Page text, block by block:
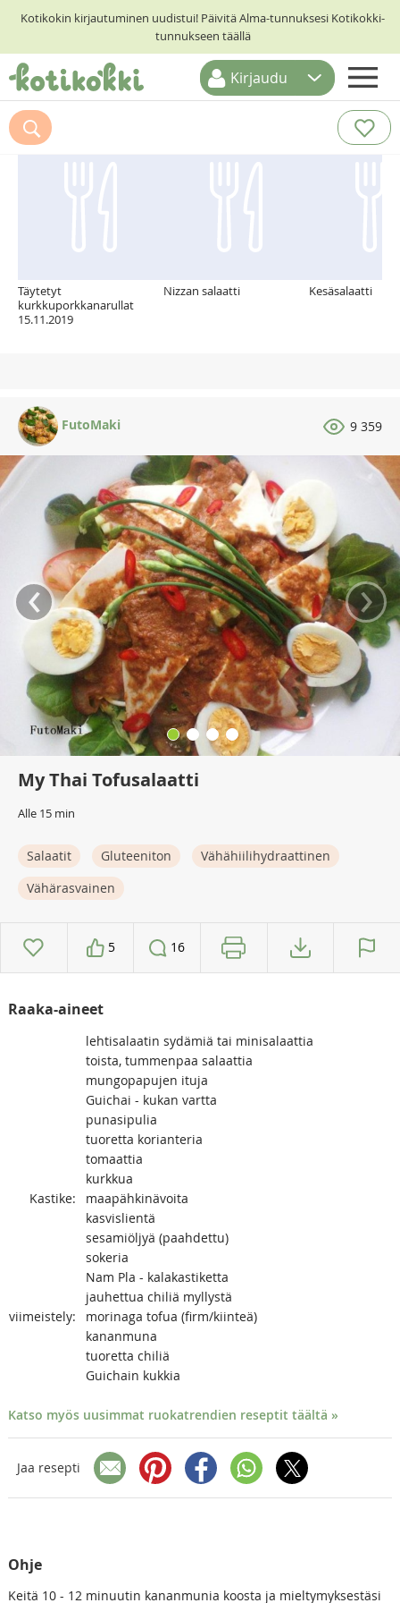
Kotikokin kirjautuminen uudistui! Päivitä Alma-tunnuksesi Kotikokki-
tunnukseen täällä
ETUSIVU
RESEPTIHAKU
Kirjaudu
Suosittelemme myös
Täytetyt
kurkkuporkkanarullat
15.11.2019
Nizzan salaatti Kesäsalaatti
FutoMaki 9 359
‹ ›
My Thai Tofusalaatti
Alle 15 min
Salaatit Gluteeniton
Vähähiilihydraattinen
Vähärasvainen
5 16
Raaka-aineet
lehtisalaatin sydämiä tai minisalaattia
toista, tummenpaa salaattia
mungopapujen ituja
Guichai - kukan vartta
punasipulia
tuoretta korianteria
tomaattia
kurkkua
Kastike:
maapähkinävoita
kasvislientä
sesamiöljyä (paahdettu)
sokeria
Nam Pla - kalakastiketta
jauhettua chiliä myllystä
viimeistely:
morinaga tofua (firm/kiinteä)
kananmuna
tuoretta chiliä
Guichain kukkia
Katso myös uusimmat ruokatrendien reseptit täältä »
Jaa resepti
Ohje
Keitä 10 - 12 minuutin kananmunia koosta ja mieltymyksestäsi